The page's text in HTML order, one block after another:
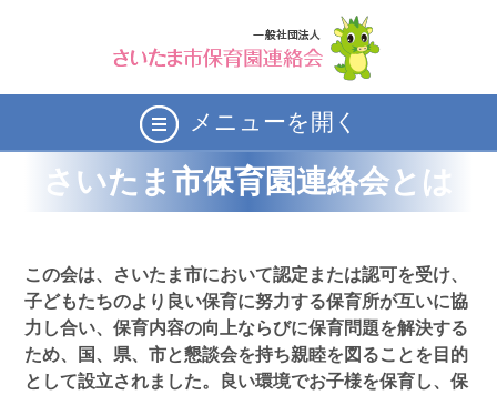
メニューを開く
さいたま市保育園連絡会とは
この会は、さいたま市において認定または認可を受け、
子どもたちのより良い保育に努力する保育所が互いに協
力し合い、保育内容の向上ならびに保育問題を解決する
ため、国、県、市と懇談会を持ち親睦を図ることを目的
として設立されました。良い環境でお子様を保育し、保